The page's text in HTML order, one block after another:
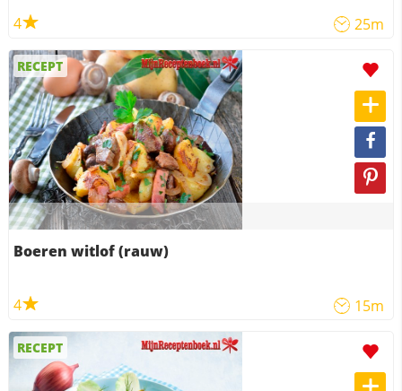
4 25m
RECEPT
Boeren witlof (rauw)
4 15m
RECEPT